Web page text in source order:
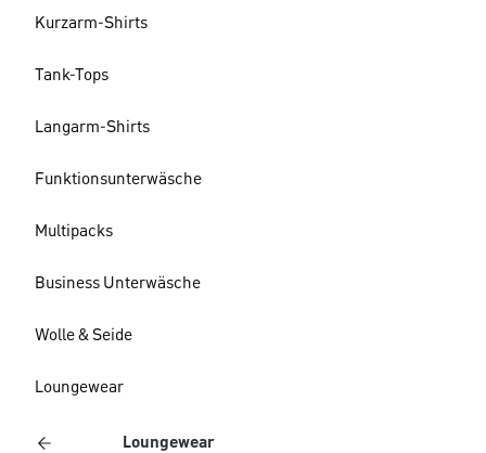
Kurzarm-Shirts
Tank-Tops
Langarm-Shirts
Funktionsunterwäsche
Multipacks
Business Unterwäsche
Wolle & Seide
Loungewear
Loungewear